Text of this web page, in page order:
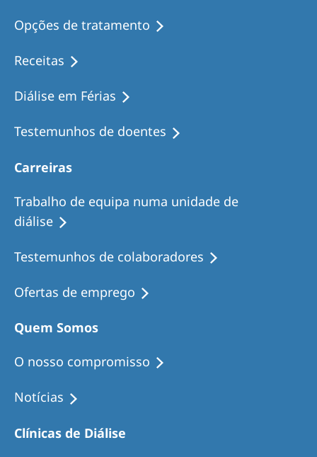
Opções de tratamento
Receitas
Diálise em Férias
Testemunhos de doentes
Carreiras
Trabalho de equipa numa unidade de
diálise
Testemunhos de colaboradores
Ofertas de emprego
Quem Somos
O nosso compromisso
Notícias
Clínicas de Diálise